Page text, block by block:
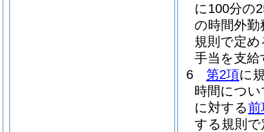
に100分の
の時間外
規則で定
手当を支
6
第2項に
時間につ
に対する前
する規則